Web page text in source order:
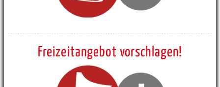
Freizeitangebot vorschlagen!